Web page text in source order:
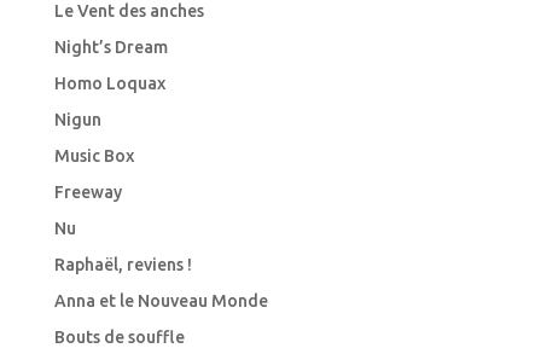
Le Vent des anches
Night’s Dream
Homo Loquax
Nigun
Music Box
Freeway
Nu
Raphaël, reviens !
Anna et le Nouveau Monde
Bouts de souffle